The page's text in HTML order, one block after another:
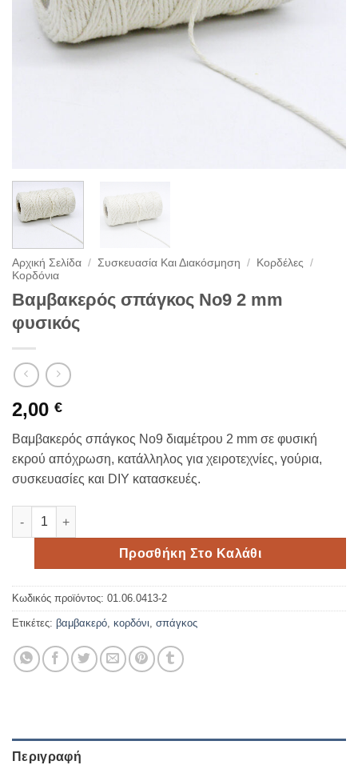
Αρχική Σελίδα / Συσκευασία Και Διακόσμηση / Κορδέλες
/
Κορδόνια
Βαμβακερός σπάγκος Νο9 2 mm
φυσικός
2,00 €
Βαμβακερός σπάγκος Νο9 διαμέτρου 2 mm σε φυσική
εκρού απόχρωση, κατάλληλος για χειροτεχνίες, γούρια,
συσκευασίες και DIY κατασκευές.
Βαμβακερός σπάγκος Νο9 2 mm φυσικός ποσότητα
Προσθήκη Στο Καλάθι
Κωδικός προϊόντος: 01.06.0413-2
Ετικέτες: βαμβακερό, κορδόνι, σπάγκος
Περιγραφή